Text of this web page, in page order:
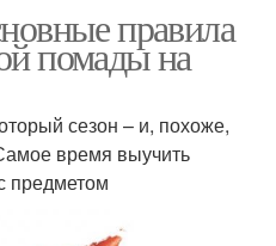
правила
помады на
сезон – и, похоже,
время выучить
предметом